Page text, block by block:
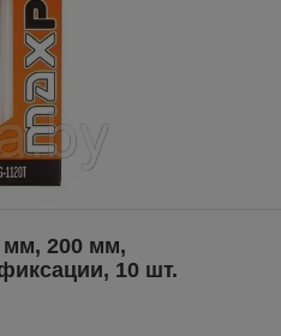
мм, 200 мм,
10 шт.